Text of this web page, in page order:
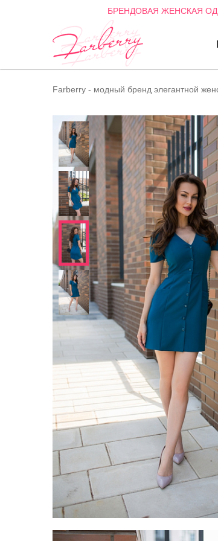
БРЕНДОВАЯ ЖЕНСКАЯ
Farberry - модный бренд элегантной